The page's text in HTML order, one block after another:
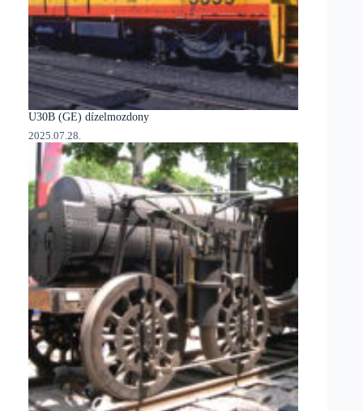
U30B (GE) dízelmozdony
2025.07.28.